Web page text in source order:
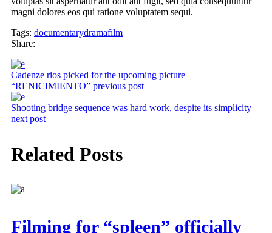
magni dolores eos qui ratione voluptatem sequi.
Tags: documentarydramafilm
Share:
Cadenze rios picked for the upcoming picture
“RENICIMIENTO” previous post
Shooting bridge sequence was hard work, despite its simplicity
next post
Related Posts
Filming for “spleen” officially